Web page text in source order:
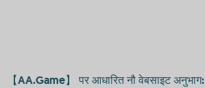
【AA.Game】 पर आधारित नौ वेबसाइट अनुभाग: